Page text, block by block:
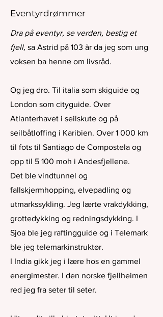
Eventyrdrømmer
Dra på eventyr, se verden, bestig et
fjell, sa Astrid på 103 år da jeg som ung
voksen ba henne om livsråd.
Og jeg dro. Til italia som skiguide og
London som cityguide. Over
Atlanterhavet i seilskute og på
seilbåtloffing i Karibien. Over 1 000 km
til fots til Santiago de Compostela og
opp til 5 100 moh i Andesfjellene.
Det ble vindtunnel og
fallskjermhopping, elvepadling og
utmarkssykling. Jeg lærte vrakdykking,
grottedykking og redningsdykking. I
Sjoa ble jeg raftingguide og i Telemark
ble jeg telemarkinstruktør.
I India gikk jeg i lære hos en gammel
energimester. I den norske fjellheimen
red jeg fra seter til seter.